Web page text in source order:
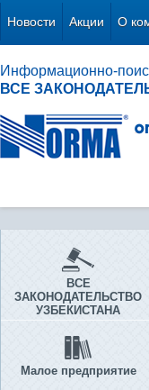
Новости Акции О
Информационно-
ВСЕ
ВСЕ
ЗАКОНОДАТЕЛЬСТВО
УЗБЕКИСТАНА
Малое предприятие